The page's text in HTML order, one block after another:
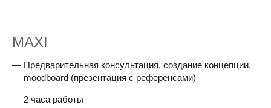
MAXI
Предварительная консультация, создание концепции,
moodboard (презентация с референсами)
2 часа работы